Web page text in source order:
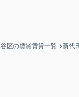
区の賃貸賃貸一覧 新代